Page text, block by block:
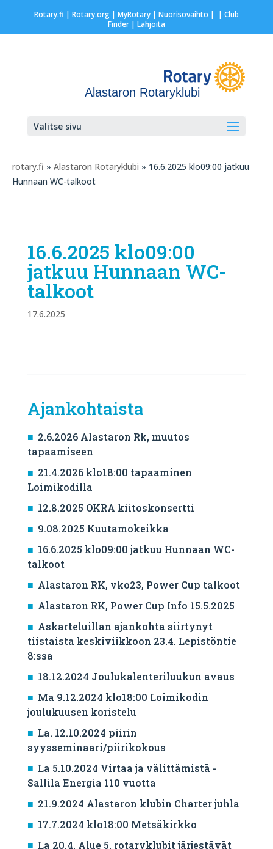
Rotary.fi | Rotary.org| MyRotary | Nuorisovaihto | | Club
Finder| Lahjoita
Alastaron Rotaryklubi
Valitse sivu
rotary.fi » Alastaron Rotaryklubi » 16.6.2025 klo09:00 jatkuu
Hunnaan WC-talkoot
16.6.2025 klo09:00
jatkuu Hunnaan WC-
talkoot
17.6.2025
Ajankohtaista
2.6.2026 Alastaron Rk, muutos
tapaamiseen
21.4.2026 klo18:00 tapaaminen
Loimikodilla
12.8.2025 OKRA kiitoskonsertti
9.08.2025 Kuutamokeikka
16.6.2025 klo09:00 jatkuu Hunnaan WC-
talkoot
Alastaron RK, vko23, Power Cup talkoot
Alastaron RK, Power Cup Info 15.5.2025
Askarteluillan ajankohta siirtynyt
tiistaista keskiviikkoon 23.4. Lepistöntie
8:ssa
18.12.2024 Joulukalenteriluukun avaus
Ma 9.12.2024 klo18:00 Loimikodin
joulukuusen koristelu
La. 12.10.2024 piirin
syysseminaari/piirikokous
La 5.10.2024 Virtaa ja välittämistä -
Sallila Energia 110 vuotta
21.9.2024 Alastaron klubin Charter juhla
17.7.2024 klo18:00 Metsäkirkko
La 20.4. Alue 5. rotaryklubit järjestävät